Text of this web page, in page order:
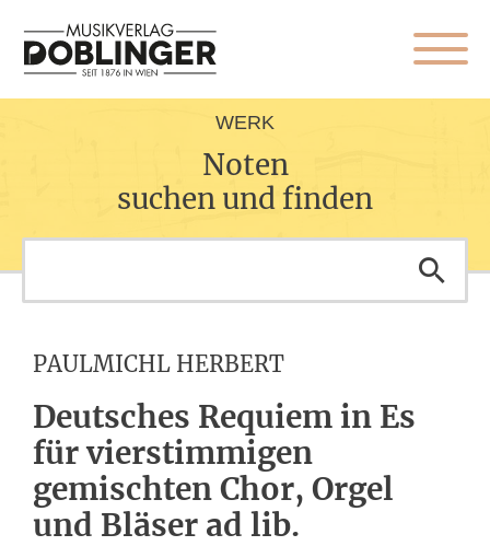
WERK
Noten
suchen und finden
PAULMICHL HERBERT
Deutsches Requiem in Es
für vierstimmigen
gemischten Chor, Orgel
und Bläser ad lib.